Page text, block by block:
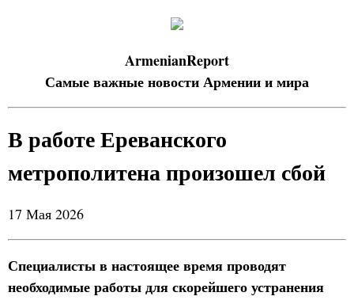
ArmenianReport
Самые важные новости Армении и мира
В работе Ереванского
метрополитена произошел сбой
17 Мая 2026
Специалисты в настоящее время проводят
необходимые работы для скорейшего устранения